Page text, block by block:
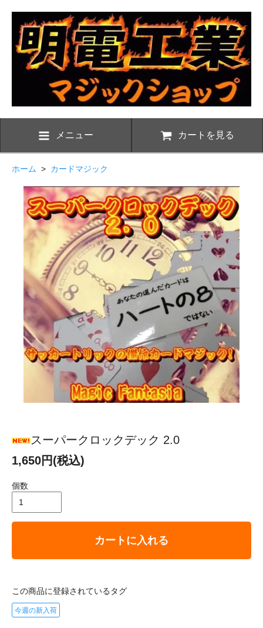
メニュー カートを見る
ホーム > カードマジック
スーパークロックデック 2.0
1,650円(税込)
個数
カートに入れる
この商品に登録されているタグ
今週の新入荷